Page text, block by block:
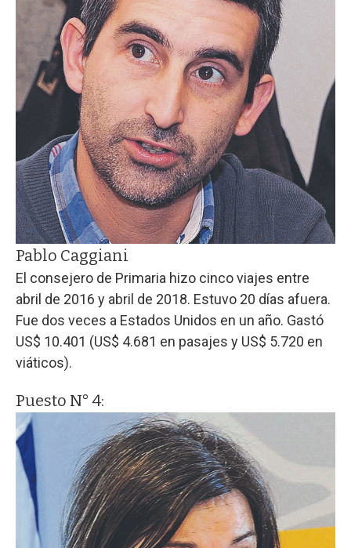
Pablo Caggiani
El consejero de Primaria hizo cinco viajes entre
abril de 2016 y abril de 2018. Estuvo 20 días afuera.
Fue dos veces a Estados Unidos en un año. Gastó
US$ 10.401 (US$ 4.681 en pasajes y US$ 5.720 en
viáticos).
Puesto N° 4: